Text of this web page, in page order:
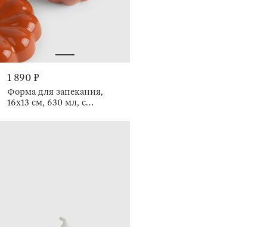
1 890 ₽
Форма для запекания,
16х13 см, 630 мл, с